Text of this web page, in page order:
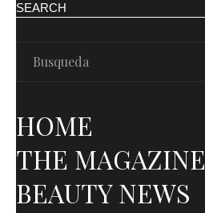
SEARCH
HOME
THE MAGAZINE
BEAUTY NEWS